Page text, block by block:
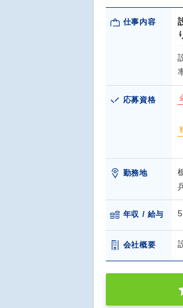
仕事内容
応募資格
勤務地
年収 / 給与
会社概要